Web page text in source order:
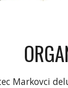
Markovci